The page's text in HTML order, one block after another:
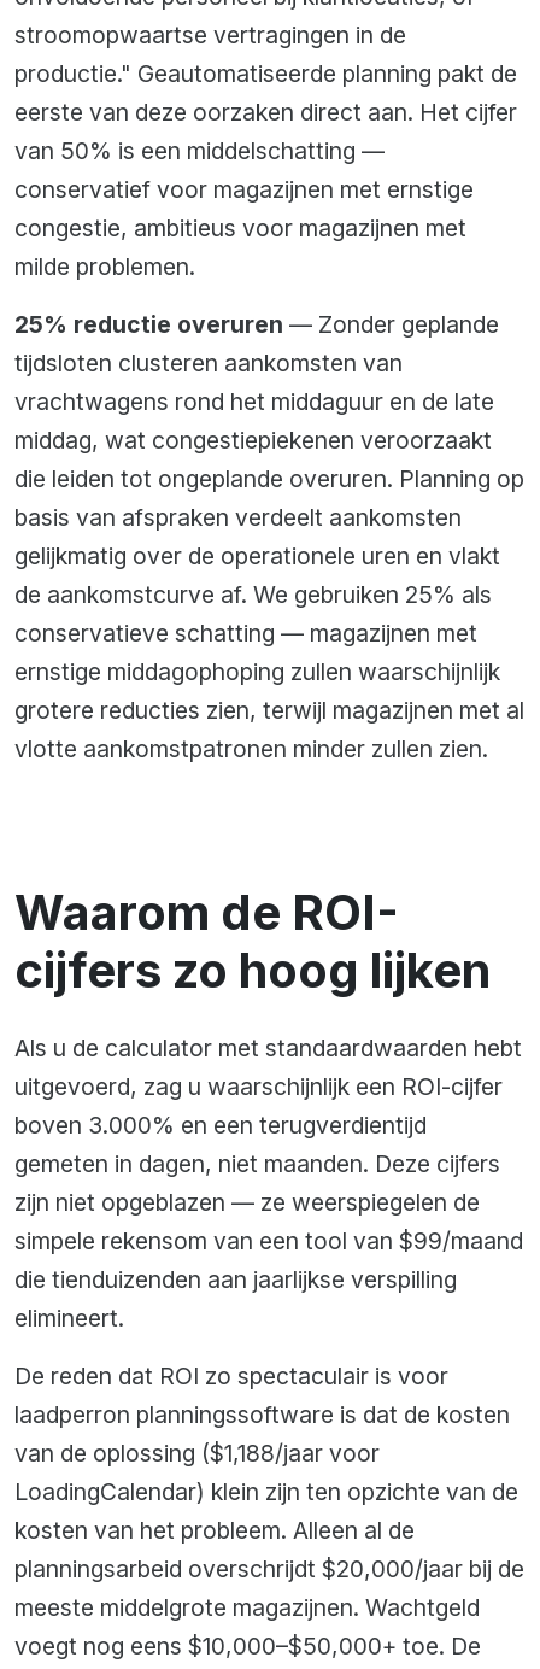
stroomopwaartse vertragingen in de
productie." Geautomatiseerde planning pakt de
eerste van deze oorzaken direct aan. Het cijfer
van 50% is een middelschatting —
conservatief voor magazijnen met ernstige
congestie, ambitieus voor magazijnen met
milde problemen.
25% reductie overuren — Zonder geplande
tijdsloten clusteren aankomsten van
vrachtwagens rond het middaguur en de late
middag, wat congestiepiekenen veroorzaakt
die leiden tot ongeplande overuren. Planning op
basis van afspraken verdeelt aankomsten
gelijkmatig over de operationele uren en vlakt
de aankomstcurve af. We gebruiken 25% als
conservatieve schatting — magazijnen met
ernstige middagophoping zullen waarschijnlijk
grotere reducties zien, terwijl magazijnen met al
vlotte aankomstpatronen minder zullen zien.
Waarom de ROI-
cijfers zo hoog lijken
Als u de calculator met standaardwaarden hebt
uitgevoerd, zag u waarschijnlijk een ROI-cijfer
boven 3.000% en een terugverdientijd
gemeten in dagen, niet maanden. Deze cijfers
zijn niet opgeblazen — ze weerspiegelen de
simpele rekensom van een tool van $99/maand
die tienduizenden aan jaarlijkse verspilling
elimineert.
De reden dat ROI zo spectaculair is voor
laadperron planningssoftware is dat de kosten
van de oplossing ($1,188/jaar voor
LoadingCalendar) klein zijn ten opzichte van de
kosten van het probleem. Alleen al de
planningsarbeid overschrijdt $20,000/jaar bij de
meeste middelgrote magazijnen. Wachtgeld
voegt nog eens $10,000–$50,000+ toe. De